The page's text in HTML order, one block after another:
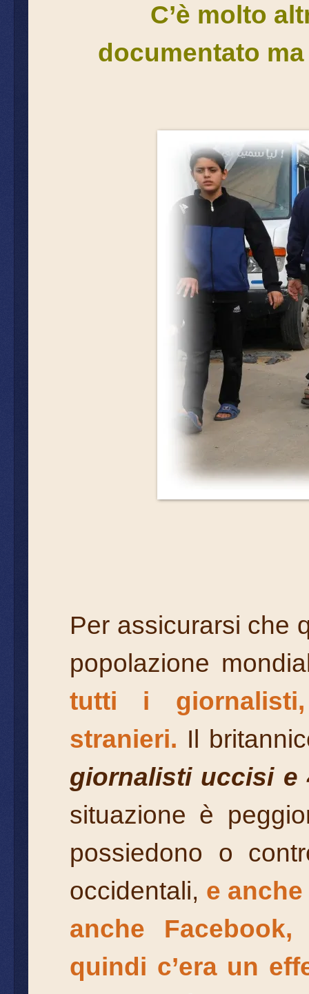
C’è molto
documentato
Per assicurarsi che
popolazione
tutti i
stranieri. Il
giornalisti uccisi e
situazione è
possiedono o
occidentali, e
anche
quindi c’era un